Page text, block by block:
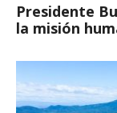
Presidente
la misión